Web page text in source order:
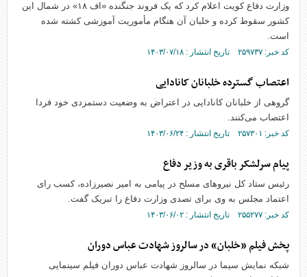
وزارت دفاع کویت اعلام کرد که یک فروند جنگنده «اف ۱۸» در شمال این
کشور سقوط کرده و خلبان آن هنگام مأموریت آموزشی کشته شده
است.
کد خبر: ۲۵۹۷۳۷ تاریخ انتشار : ۱۴۰۳/۰۷/۱۸
اعتصاب گسترده خلبانان کانادایی
گروهی از خلبانان کانادایی در اعتراض به وضعیت دستمزدی خود فردا
اعتصاب می‌کنند.
کد خبر: ۲۵۷۳۰۱ تاریخ انتشار : ۱۴۰۳/۰۶/۲۴
پیام سرلشکر باقری به وزیر دفاع
رئیس ستاد کل نیرو‌های مسلح در پیامی به امیر نصیرزاده، کسب رای
اعتماد مجلس به وی برای تصدی وزارت دفاع را تبریک گفت.
کد خبر: ۲۵۵۲۷۷ تاریخ انتشار : ۱۴۰۳/۰۶/۰۲
پخش فیلم «خلبان» در سالروز شهادت عباس دوران
شبکه نمایش سیما در سالروز شهادت عباس دوران فیلم سینمایی